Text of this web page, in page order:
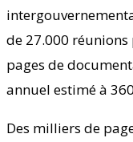
de 27.000
pages de
annuel estimé à
Des milliers de